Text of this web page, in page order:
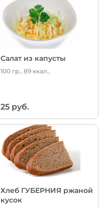
Салат из капусты
100 гр., 89 ккал.,
25 руб.
Хлеб ГУБЕРНИЯ ржаной
кусок